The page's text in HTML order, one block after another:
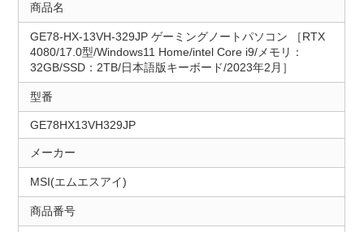
商品名
GE78-HX-13VH-329JP ゲーミングノートパソコン ［RTX
4080/17.0型/Windows11 Home/intel Core i9/メモリ：
32GB/SSD：2TB/日本語版キーボード/2023年2月］
型番
GE78HX13VH329JP
メーカー
MSI(エムエスアイ)
商品番号